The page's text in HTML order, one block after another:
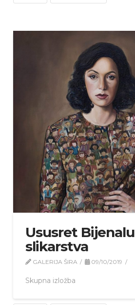
Ususret Bijenalu
slikarstva
GALERIJA ŠIRA 09/10/2019
Skupna izložba